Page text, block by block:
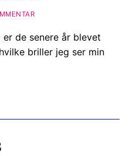
de senere år blevet
briller jeg ser min